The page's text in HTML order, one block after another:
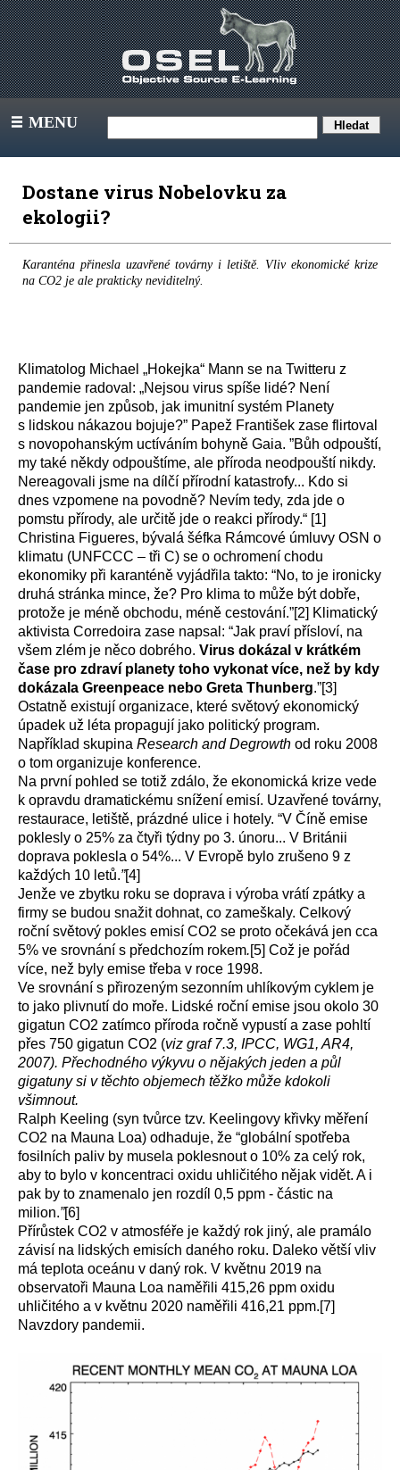
III MENU
Dostane virus Nobelovku za
ekologii?
Karanténa přinesla uzavřené továrny i letiště. Vliv ekonomické krize
na CO2 je ale prakticky neviditelný.
Klimatolog Michael „Hokejka“ Mann se na Twitteru z
pandemie radoval: „Nejsou virus spíše lidé? Není
pandemie jen způsob, jak imunitní systém Planety
s lidskou nákazou bojuje?” Papež František zase flirtoval
s novopohanským uctíváním bohyně Gaia. ”Bůh odpouští,
my také někdy odpouštíme, ale příroda neodpouští nikdy.
Nereagovali jsme na dílčí přírodní katastrofy... Kdo si
dnes vzpomene na povodně? Nevím tedy, zda jde o
pomstu přírody, ale určitě jde o reakci přírody.“ [1]
Christina Figueres, bývalá šéfka Rámcové úmluvy OSN o
klimatu (UNFCCC – tři C) se o ochromení chodu
ekonomiky při karanténě vyjádřila takto: “No, to je ironicky
druhá stránka mince, že? Pro klima to může být dobře,
protože je méně obchodu, méně cestování.”[2] Klimatický
aktivista Corredoira zase napsal: “Jak praví přísloví, na
všem zlém je něco dobrého. Virus dokázal v krátkém
čase pro zdraví planety toho vykonat více, než by kdy
dokázala Greenpeace nebo Greta Thunberg.”[3]
Ostatně existují organizace, které světový ekonomický
úpadek už léta propagují jako politický program.
Například skupina Research and Degrowth od roku 2008
o tom organizuje konference.
Na první pohled se totiž zdálo, že ekonomická krize vede
k opravdu dramatickému snížení emisí. Uzavřené továrny,
restaurace, letiště, prázdné ulice i hotely. “V Číně emise
poklesly o 25% za čtyři týdny po 3. únoru... V Británii
doprava poklesla o 54%... V Evropě bylo zrušeno 9 z
každých 10 letů.”[4]
Jenže ve zbytku roku se doprava i výroba vrátí zpátky a
firmy se budou snažit dohnat, co zameškaly. Celkový
roční světový pokles emisí CO2 se proto očekává jen cca
5% ve srovnání s předchozím rokem.[5] Což je pořád
více, než byly emise třeba v roce 1998.
Ve srovnání s přirozeným sezonním uhlíkovým cyklem je
to jako plivnutí do moře. Lidské roční emise jsou okolo 30
gigatun CO2 zatímco příroda ročně vypustí a zase pohltí
přes 750 gigatun CO2 (viz graf 7.3, IPCC, WG1, AR4,
2007). Přechodného výkyvu o nějakých jeden a půl
gigatuny si v těchto objemech těžko může kdokoli
všimnout.
Ralph Keeling (syn tvůrce tzv. Keelingovy křivky měření
CO2 na Mauna Loa) odhaduje, že “globální spotřeba
fosilních paliv by musela poklesnout o 10% za celý rok,
aby to bylo v koncentraci oxidu uhličitého nějak vidět. A i
pak by to znamenalo jen rozdíl 0,5 ppm - částic na
milion.”[6]
Přírůstek CO2 v atmosféře je každý rok jiný, ale pramálo
závisí na lidských emisích daného roku. Daleko větší vliv
má teplota oceánu v daný rok. V květnu 2019 na
observatoři Mauna Loa naměřili 415,26 ppm oxidu
uhličitého a v květnu 2020 naměřili 416,21 ppm.[7]
Navzdory pandemii.